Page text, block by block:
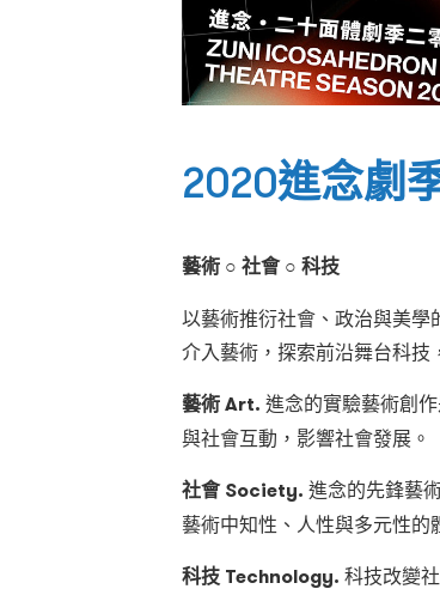
2020進念劇
藝術 ○ 社會 ○ 科技
以藝術推衍社會、政治與美學
介入藝術，探索前沿舞台科技
藝術 Art. 進念的實驗藝術創
與社會互動，影響社會發展。
社會 Society. 進念的先鋒藝
藝術中知性、人性與多元性的
科技 Technology. 科技改變